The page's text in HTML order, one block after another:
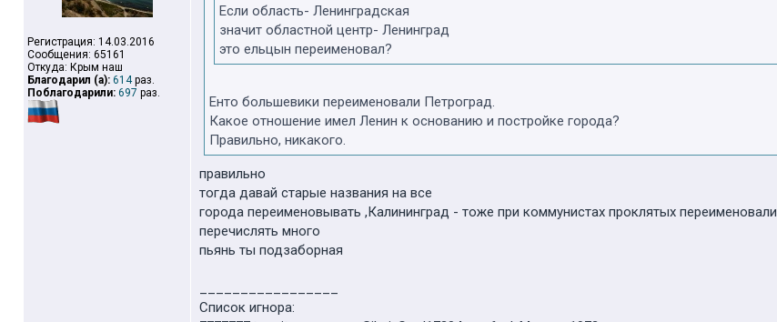
Регистрация: 14.03.2016
Сообщения: 65161
Откуда: Крым наш
Благодарил (а): 614раз.
Поблагодарили: 697 раз.
Если область- Ленинградская
значит областной центр- Ленинград
это ельцын переименовал?
Енто большевики переименовали Петроград.
Какое отношение имел Ленин к основанию и постройке города?
Правильно, никакого.
правильно
тогда давай старые названия на все
города переименовывать ,Калининград - тоже при коммунистах проклятых переименовали
перечислять много
пьянь ты подзаборная
Список игнора: